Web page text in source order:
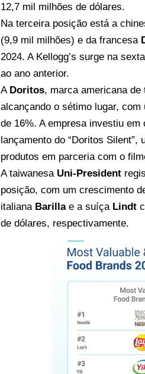
12,7 mil milhões de dólares.
Na terceira posição está a
(9,9 mil milhões) e da francesa
2024. A Kellogg’s surge na
ao ano anterior.
A Doritos, marca americana
alcançando o sétimo lugar,
de 16%. A empresa investiu
lançamento do “Doritos
produtos em parceria com o
A taiwanesa Uni-President
posição, com um crescimento
italiana Barillae a suíça Lindt
de dólares, respectivamente.